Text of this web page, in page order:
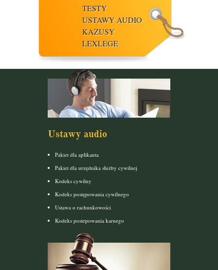
TESTY
USTAWY AUDIO
KAZUSY
LEXLEGE
Ustawy audio
Pakiet dla aplikanta
Pakiet dla urzędnika służby cywilnej
Kodeks cywilny
Kodeks postępowania cywilnego
Ustawa o rachunkowości
Kodeks postepowania karnego